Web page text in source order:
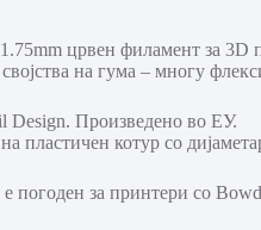
црвен филамент за 3D
на гума – многу
Design. Произведено во ЕУ.
пластичен котур со
погоден за принтери со